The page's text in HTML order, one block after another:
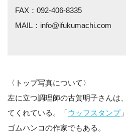
FAX：092-406-8335
MAIL：info@ifukumachi.com
〈トップ写真について〉
左に立つ調理師の古賀明子さんは
てくれている。「ウッフスタンプ
ゴムハンコの作家でもある。